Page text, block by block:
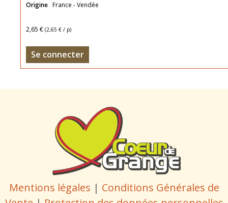
Origine France - Vendée
2,65 € (2,65 € / p)
Se connecter
Mentions légales | Conditions Générales de